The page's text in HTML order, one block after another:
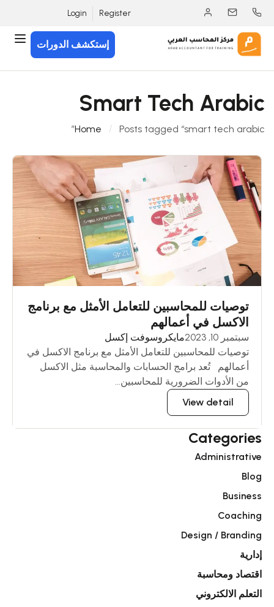
Register
Login
إستكشف الدورات
Smart Tech Arabic
Home Posts tagged “smart tech arabic”
توصيات للمحاسبين للتعامل الأمثل مع برنامج
الاكسل في أعمالهم
سبتمبر 10, 2023
مايكروسوفت إكسل
توصيات للمحاسبين للتعامل الأمثل مع برنامج الاكسل في
أعمالهم تُعد برامج الحسابات والمحاسبة مثل الاكسل
من الأدوات الضرورية للمحاسبين...
View detail
Categories
Administrative
Blog
Business
Coaching
Design / Branding
إدارية
اقتصاد ومحاسبة
التعلم الالكتروني